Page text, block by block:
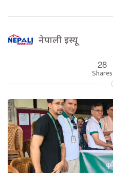
नेपाली इस्यू
28
Shares